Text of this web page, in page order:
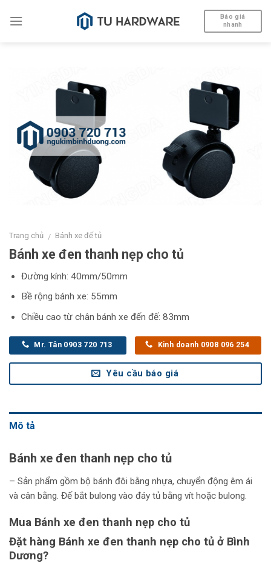
Báo giá
nhanh
Trang chủ / Bánh xe đế tủ
Bánh xe đen thanh nẹp cho tủ
Đường kính: 40mm/50mm
Bề rộng bánh xe: 55mm
Chiều cao từ chân bánh xe đến đế: 83mm
Mr. Tân 0903 720 713 Kinh doanh 0908 096 254
Yêu cầu báo giá
Mô tả
Bánh xe đen thanh nẹp cho tủ
– Sản phẩm gồm bộ bánh đôi bằng nhựa, chuyển động êm ái
và cân bằng. Đế bắt bulong vào đáy tủ bằng vít hoặc bulong.
Mua Bánh xe đen thanh nẹp cho tủ
Đặt hàng Bánh xe đen thanh nẹp cho tủ ở Bình
Dương?